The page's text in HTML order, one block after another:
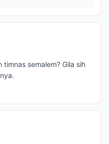
semalem? Gila sih